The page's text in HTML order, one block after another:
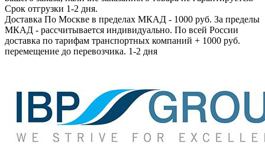
Срок отгрузки 1-2 дня.
Доставка По Москве в пределах МКАД - 1000 руб. За пределы
МКАД - рассчитывается индивидуально. По всей России
доставка по тарифам транспортных компаний + 1000 руб.
перемещение до перевозчика. 1-2 дня